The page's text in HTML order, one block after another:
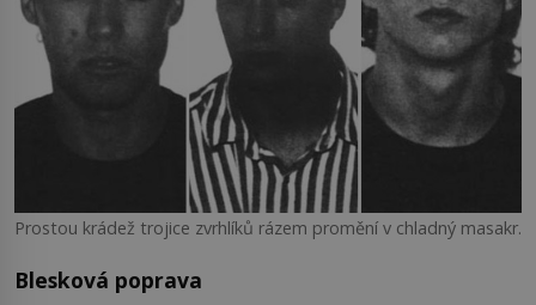
Prostou krádež trojice zvrhlíků rázem promění v chladný masakr.
Blesková poprava